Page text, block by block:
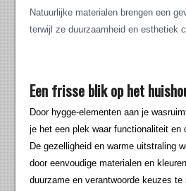
Natuurlijke materialen brengen een
terwijl ze duurzaamheid en esthetiek
Een frisse blik op het
Door hygge-elementen aan je
je het een plek waar functionaliteit en
De gezelligheid en warme uitstraling
door eenvoudige materialen en
duurzame en verantwoorde keuzes